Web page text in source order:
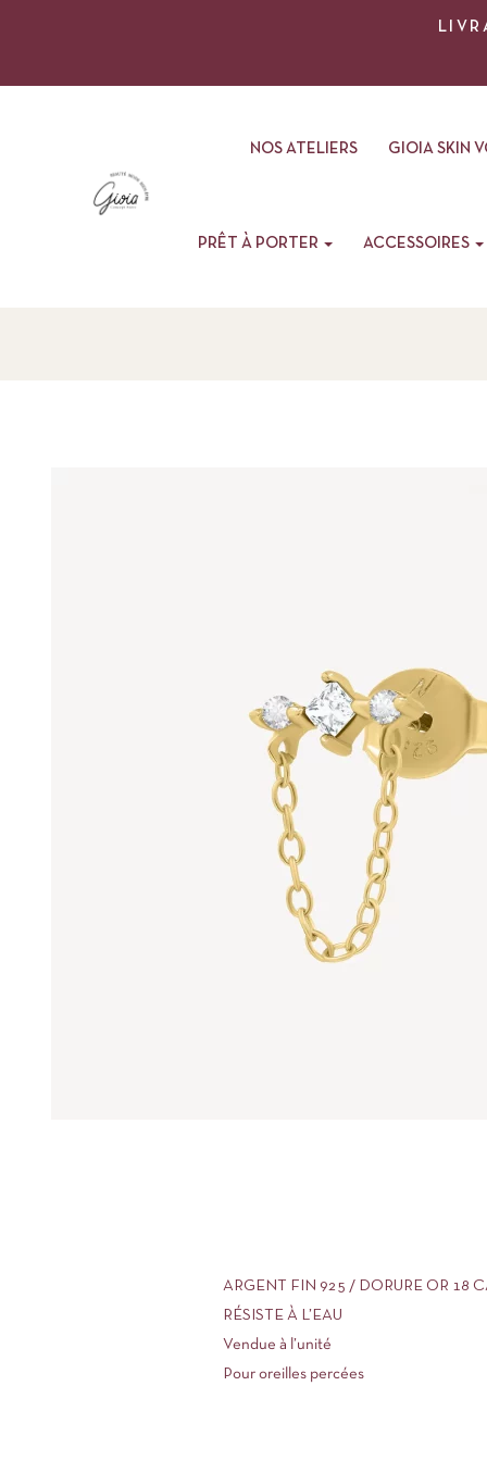
NOS ATELIERS GIOIA SKIN
PRÊT À PORTER ACCESSOIRES
ARGENT FIN 925 / DORURE OR 18
RÉSISTE À L’EAU
Vendue à l’unité
Pour oreilles percées